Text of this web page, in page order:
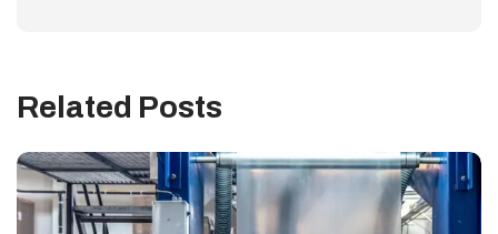
Related Posts